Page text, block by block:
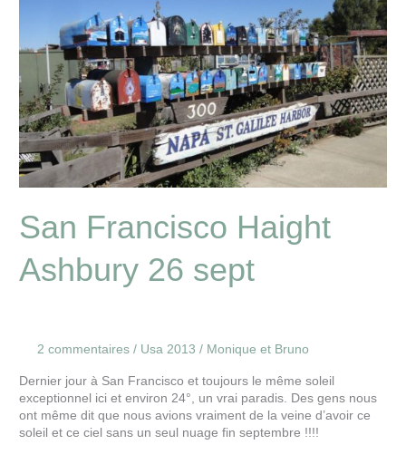
San Francisco Haight
Ashbury 26 sept
2 commentaires / Usa 2013 / Monique et Bruno
Dernier jour à San Francisco et toujours le même soleil
exceptionnel ici et environ 24°, un vrai paradis. Des gens nous
ont même dit que nous avions vraiment de la veine d’avoir ce
soleil et ce ciel sans un seul nuage fin septembre !!!!
Ashbury 26
sept